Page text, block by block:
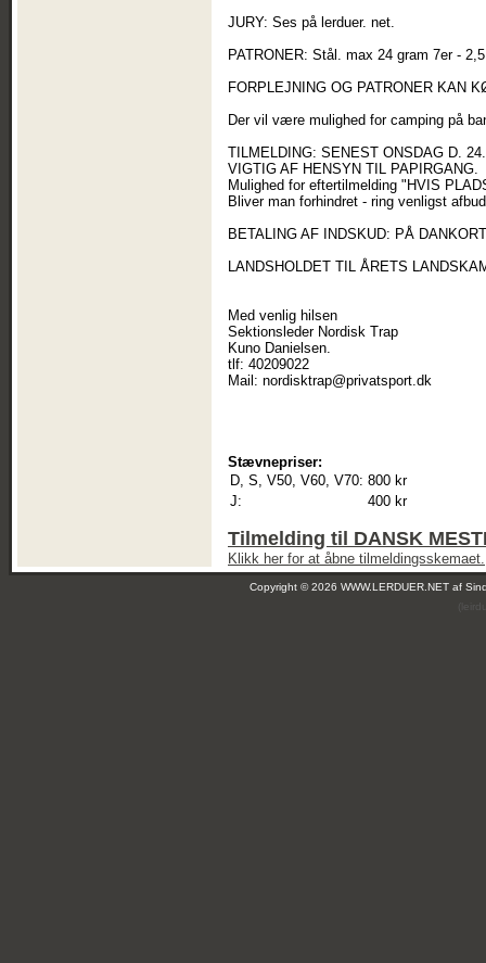
JURY: Ses på lerduer. net.
PATRONER: Stål. max 24 gram 7er -
FORPLEJNING OG PATRONER KAN
Der vil være mulighed for camping på
TILMELDING: SENEST ONSDAG D.
VIGTIG AF HENSYN TIL PAPIRGANG.
Mulighed for eftertilmelding "HVIS
Bliver man forhindret - ring venligst afbud
BETALING AF INDSKUD: PÅ
LANDSHOLDET TIL ÅRETS
Med venlig hilsen
Sektionsleder Nordisk Trap
Kuno Danielsen.
tlf: 40209022
Mail: nordisktrap@privatsport.dk
Stævnepriser:
D, S, V50, V60, V70: 800 kr
J:
400 kr
Tilmelding til DANSK
Klikk her for at åbne tilmeldingsskemaet.
Copyright © 2026 WWW.LERDUER.NET af